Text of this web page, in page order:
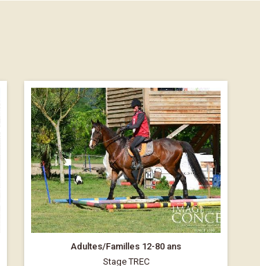
Adultes/Familles 12-80 ans
Stage TREC